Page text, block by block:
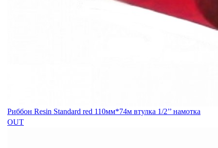
Риббон Resin Standard red 110мм*74м втулка 1/2’’ намотка
OUT